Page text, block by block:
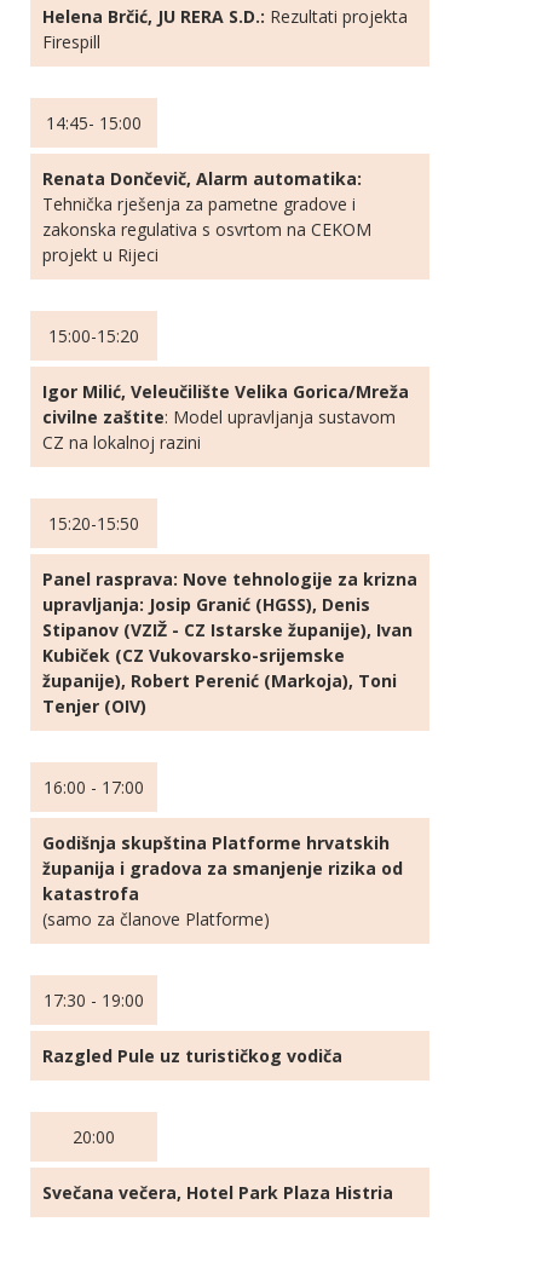
Helena Brčić, JU RERA S.D.: Rezultati projekta
Firespill
14:45- 15:00
Renata Dončevič, Alarm automatika:
Tehnička rješenja za pametne gradove i
zakonska regulativa s osvrtom na CEKOM
projekt u Rijeci
15:00-15:20
Igor Milić, Veleučilište Velika Gorica/Mreža
civilne zaštite: Model upravljanja sustavom
CZ na lokalnoj razini
15:20-15:50
Panel rasprava: Nove tehnologije za krizna
upravljanja: Josip Granić (HGSS), Denis
Stipanov (VZIŽ - CZ Istarske županije), Ivan
Kubiček (CZ Vukovarsko-srijemske
županije), Robert Perenić (Markoja), Toni
Tenjer (OIV)
16:00 - 17:00
Godišnja skupština Platforme hrvatskih
županija i gradova za smanjenje rizika od
katastrofa
(samo za članove Platforme)
17:30 - 19:00
Razgled Pule uz turističkog vodiča
20:00
Svečana večera, Hotel Park Plaza Histria